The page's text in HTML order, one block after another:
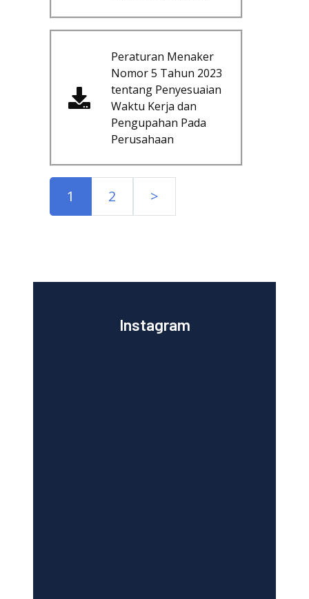
Peraturan Menaker
Nomor 5 Tahun 2023
tentang Penyesuaian
Waktu Kerja dan
Pengupahan Pada
Perusahaan
1 2 >
Instagram